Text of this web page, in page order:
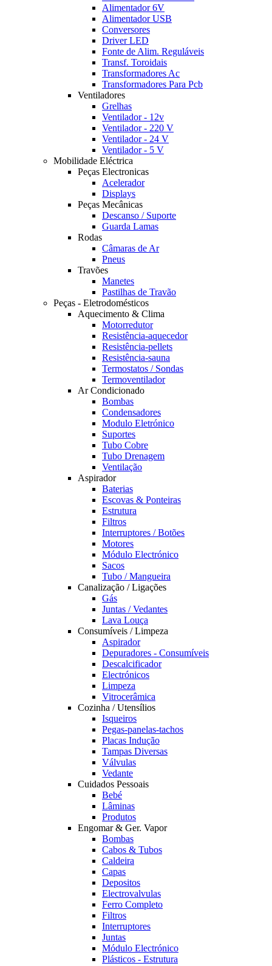
Alimentador 6V
Alimentador USB
Conversores
Driver LED
Fonte de Alim. Reguláveis
Transf. Toroidais
Transformadores Ac
Transformadores Para Pcb
Ventiladores
Grelhas
Ventilador - 12v
Ventilador - 220 V
Ventilador - 24 V
Ventilador - 5 V
Mobilidade Eléctrica
Peças Electronicas
Acelerador
Displays
Peças Mecânicas
Descanso / Suporte
Guarda Lamas
Rodas
Câmaras de Ar
Pneus
Travões
Manetes
Pastilhas de Travão
Peças - Eletrodomésticos
Aquecimento & Clima
Motorredutor
Resistência-aquecedor
Resistência-pellets
Resistência-sauna
Termostatos / Sondas
Termoventilador
Ar Condicionado
Bombas
Condensadores
Modulo Eletrónico
Suportes
Tubo Cobre
Tubo Drenagem
Ventilação
Aspirador
Baterias
Escovas & Ponteiras
Estrutura
Filtros
Interruptores / Botões
Motores
Módulo Electrónico
Sacos
Tubo / Mangueira
Canalização / Ligações
Gás
Juntas / Vedantes
Lava Louça
Consumíveis / Limpeza
Aspirador
Depuradores - Consumíveis
Descalcificador
Electrónicos
Limpeza
Vitrocerâmica
Cozinha / Utensílios
Isqueiros
Pegas-panelas-tachos
Placas Indução
Tampas Diversas
Válvulas
Vedante
Cuidados Pessoais
Bebé
Lâminas
Produtos
Engomar & Ger. Vapor
Bombas
Cabos & Tubos
Caldeira
Capas
Depositos
Electrovalvulas
Ferro Completo
Filtros
Interruptores
Juntas
Módulo Electrónico
Plásticos - Estrutura